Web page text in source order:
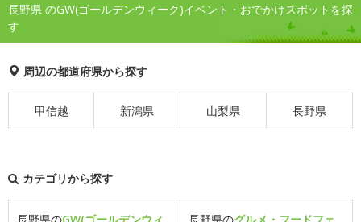
長野県 のGW(ゴールデンウィーク)イベント・おでかけスポットを探
す
周辺の都道府県から探す
甲信越 新潟県 山梨県 長野県
カテゴリから探す